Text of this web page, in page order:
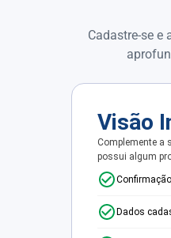
Cadastre-se
Visão
Complemente a
possui algum
Dados